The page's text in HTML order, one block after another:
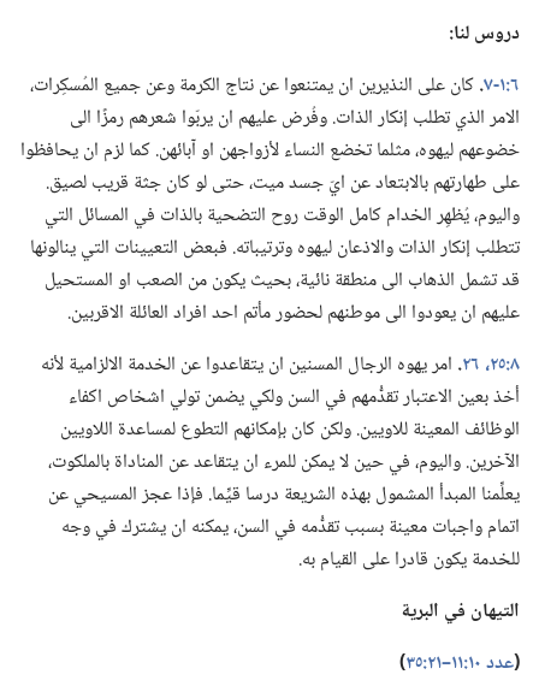
دروس لنا:‏
٦:‏١-‏٧
‏.‏كان على النذيرين ان يمتنعوا عن نتاج الكرمة وعن جميع المُسكِرات،‏
الامر الذي تطلب إنكار الذات.‏ وفُرض عليهم ان يربّوا شعرهم رمزًا الى
خضوعهم ليهوه،‏ مثلما تخضع النساء لأزواجهن او آبائهن.‏ كما لزم ان يحافظوا
على طهارتهم بالابتعاد عن ايّ جسد ميت،‏ حتى لو كان جثة قريب لصيق.‏
واليوم،‏ يُظهِر الخدام كامل الوقت روح التضحية بالذات في المسائل التي
تتطلب إنكار الذات والاذعان ليهوه وترتيباته.‏ فبعض التعيينات التي ينالونها
قد تشمل الذهاب الى منطقة نائية،‏ بحيث يكون من الصعب او المستحيل
عليهم ان يعودوا الى موطنهم لحضور مأتم احد افراد العائلة الاقربين.‏
٨:‏٢٥،‏ ٢٦
‏.‏ امر يهوه الرجال المسنين ان يتقاعدوا عن الخدمة الالزامية لأنه
أخذ بعين الاعتبار تقدُّمهم في السن ولكي يضمن تولي اشخاص اكفاء
الوظائف المعينة للاويين.‏ ولكن كان بإمكانهم التطوع لمساعدة اللاويين
الآخرين.‏ واليوم،‏ في حين لا يمكن للمرء ان يتقاعد عن المناداة بالملكوت،‏
يعلِّمنا المبدأ المشمول بهذه الشريعة درسا قيِّما.‏ فإذا عجز المسيحي عن
اتمام واجبات معينة بسبب تقدُّمه في السن،‏ يمكنه ان يشترك في وجه
للخدمة يكون قادرا على القيام به.‏
التيهان في البرية
‏(‏عدد ١٠:‏١١–‏٢١:‏٣٥
‏)‏